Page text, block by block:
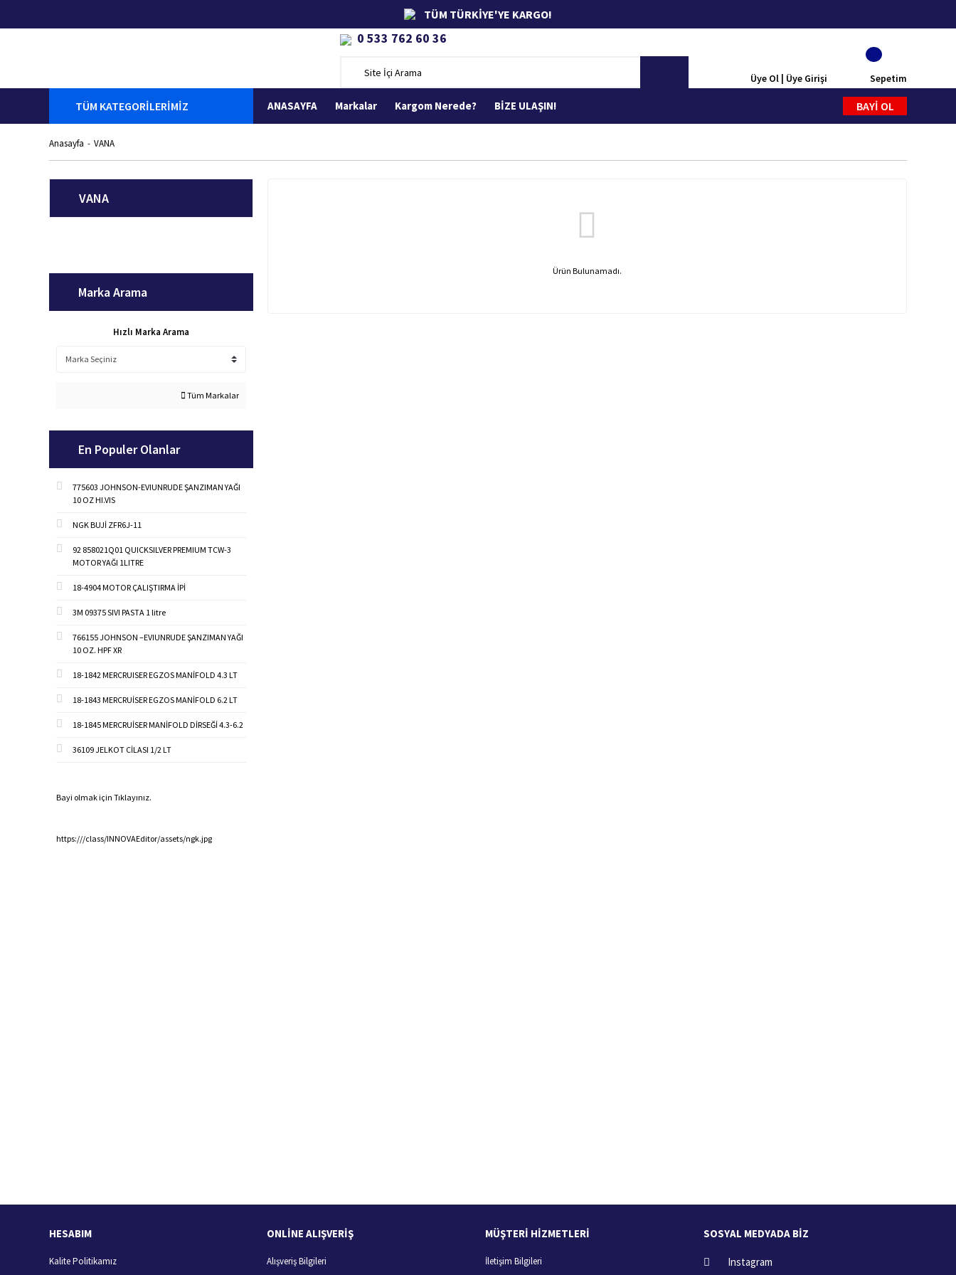
TÜM TÜRKİYE'YE KARGO!
0 533 762 60 36
Üye Ol | Üye Girişi Sepetim
TÜM KATEGORİLERİMİZ ANASAYFA Markalar Kargom Nerede? BİZE ULAŞIN! BAYİ OL
Anasayfa VANA
VANA
Marka Arama
Hızlı Marka Arama
Tüm Markalar
En Populer Olanlar
775603 JOHNSON-EVIUNRUDE ŞANZIMAN YAĞI
10 OZ HI.VIS
NGK BUJİ ZFR6J-11
92 858021Q01 QUICKSILVER PREMIUM TCW-3
MOTOR YAĞI 1LITRE
18-4904 MOTOR ÇALIŞTIRMA İPİ
3M 09375 SIVI PASTA 1 litre
766155 JOHNSON –EVIUNRUDE ŞANZIMAN YAĞI
10 OZ. HPF XR
18-1842 MERCRUISER EGZOS MANİFOLD 4.3 LT
18-1843 MERCRUİSER EGZOS MANİFOLD 6.2 LT
18-1845 MERCRUİSER MANİFOLD DİRSEĞİ 4.3-6.2
36109 JELKOT CİLASI 1/2 LT
Bayi olmak için Tıklayınız.
https:///class/INNOVAEditor/assets/ngk.jpg
Ürün Bulunamadı.
HESABIM
Kalite Politikamız
ONLİNE ALIŞVERİŞ
Alışveriş Bilgileri
MÜŞTERİ HİZMETLERİ
İletişim Bilgileri
SOSYAL MEDYADA BİZ
Instagram